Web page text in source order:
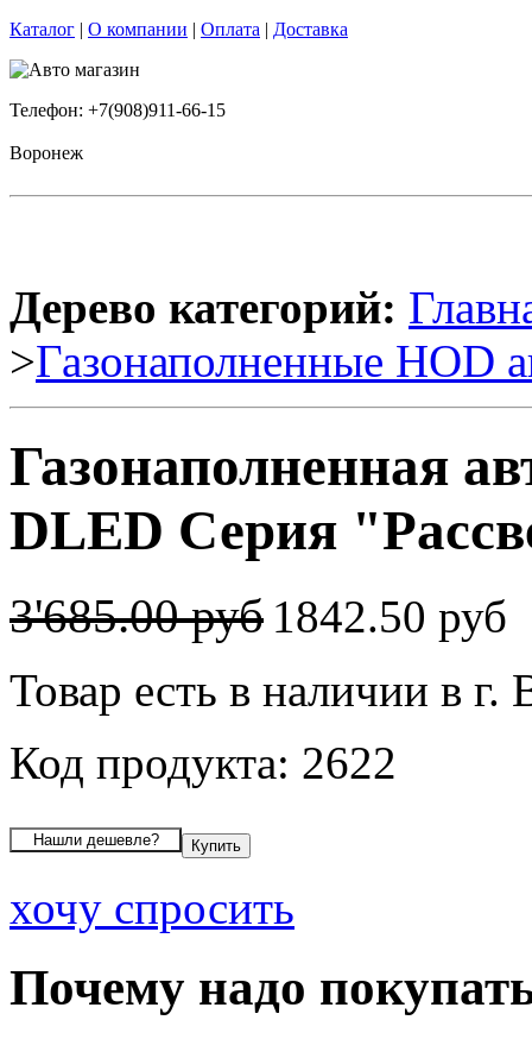
Каталог | О компании | Оплата | Доставка
Телефон: +7(908)911-66-15
Воронеж
Дерево категорий:
>Газонаполненные HOD
Газонаполненная
DLED Серия
3'685.00 руб 1842.50 руб
Товар есть в наличии в г.
Код продукта: 2622
хочу спросить
Почему надо